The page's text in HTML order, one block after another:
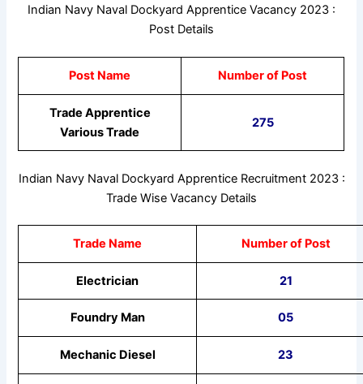
Indian Navy Naval Dockyard Apprentice Vacancy 2023 :
Post Details
Post Name Number of Post
Trade Apprentice
Various Trade
275
Indian Navy Naval Dockyard Apprentice Recruitment 2023 :
Trade Wise Vacancy Details
Trade Name Number of Post
Electrician 21
Foundry Man 05
Mechanic Diesel 23